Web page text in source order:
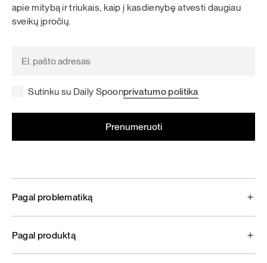
apie mitybą ir triukais, kaip į kasdienybę atvesti daugiau
sveikų įpročių.
Sutinku su Daily Spoonprivatumo politika
Pagal problematiką
Pagal produktą